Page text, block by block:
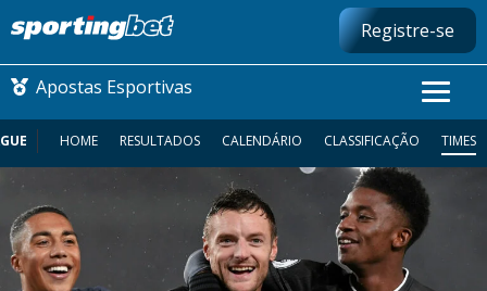
Registre-se
Apostas Esportivas
CONMEBOL LIBERTADORES
FUTEBOL NACIONAL
HOME RESULTADOS CALENDÁRIO CLASSIFICAÇÃO TIMES